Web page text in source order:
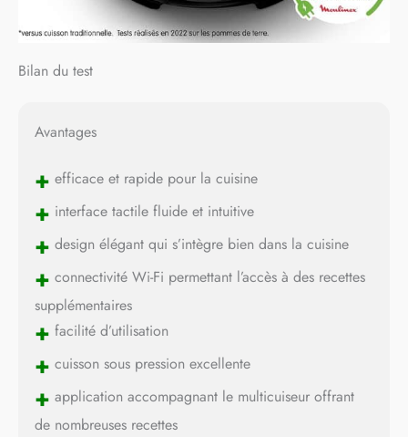
Bilan du test
Avantages
+ efficace et rapide pour la cuisine
+ interface tactile fluide et intuitive
+ design élégant qui s’intègre bien dans la cuisine
+ connectivité Wi-Fi permettant l’accès à des recettes
supplémentaires
+ facilité d’utilisation
+ cuisson sous pression excellente
+ application accompagnant le multicuiseur offrant
de nombreuses recettes